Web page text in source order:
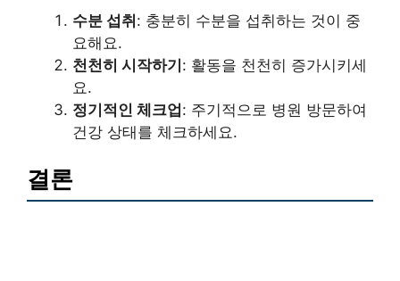
수분 섭취: 충분히 수분을 섭취하는 것이 중
요해요.
천천히 시작하기: 활동을 천천히 증가시키세
요.
정기적인 체크업: 주기적으로 병원 방문하여
건강 상태를 체크하세요.
결론